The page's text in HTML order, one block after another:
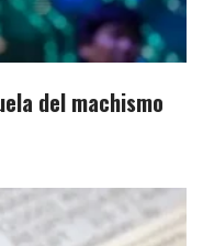
del machismo